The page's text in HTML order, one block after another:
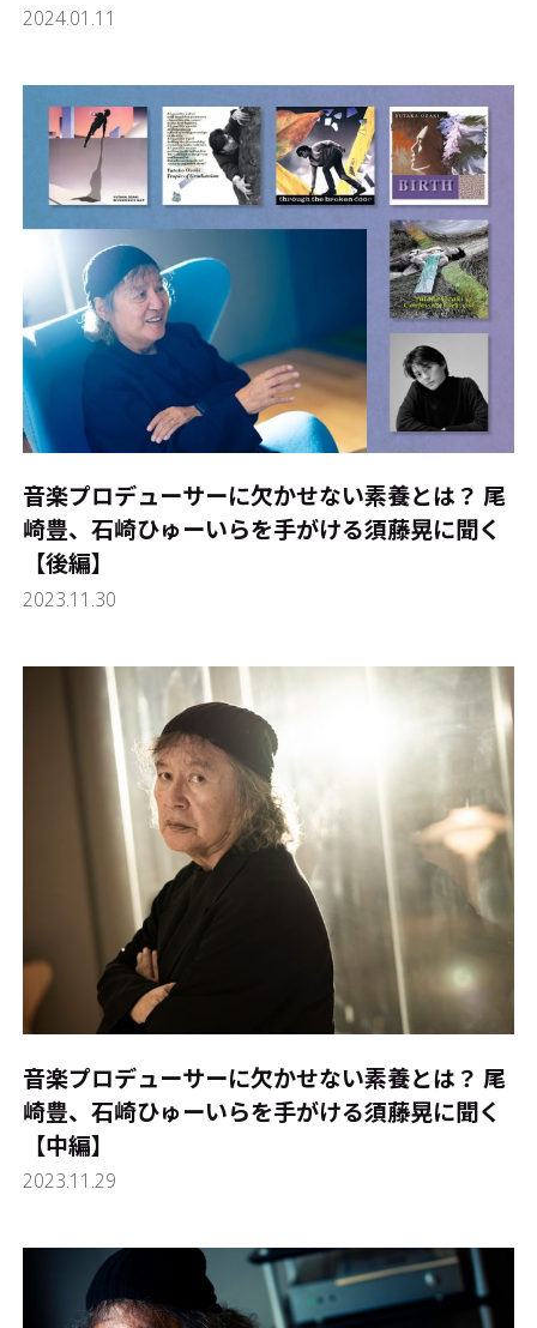
2024.01.11
音楽プロデューサーに欠かせない素養とは？ 尾
崎豊、石崎ひゅーいらを手がける須藤晃に聞く
【後編】
2023.11.30
音楽プロデューサーに欠かせない素養とは？ 尾
崎豊、石崎ひゅーいらを手がける須藤晃に聞く
【中編】
2023.11.29